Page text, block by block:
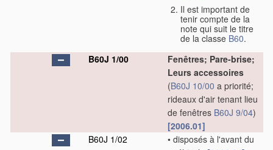
Il est important de
tenir compte de la
note qui suit le titre
de la classe B60.
B60J 1/00
Fenêtres; Pare-brise;
Leurs accessoires
(B60J 10/00 a priorité;
rideaux d'air tenant lieu
de fenêtres B60J 9/04)
[2006.01]
B60J 1/02
• disposés à l'avant du